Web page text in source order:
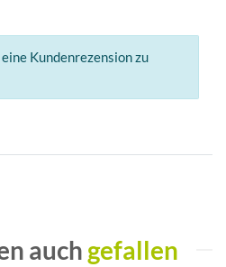
Kundenrezension zu
auch gefallen